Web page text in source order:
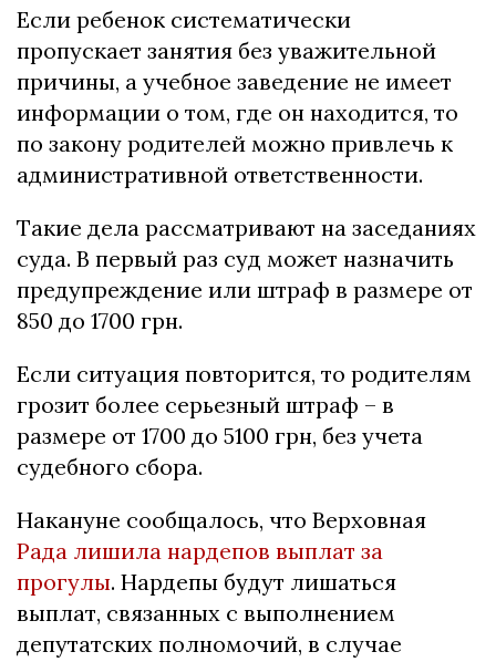
Если ребенок систематически
пропускает занятия без уважительной
причины, а учебное заведение не имеет
информации о том, где он находится, то
по закону родителей можно привлечь к
административной ответственности.
Такие дела рассматривают на заседаниях
суда. В первый раз суд может назначить
предупреждение или штраф в размере от
850 до 1700 грн.
Если ситуация повторится, то родителям
грозит более серьезный штраф – в
размере от 1700 до 5100 грн, без учета
судебного сбора.
Накануне сообщалось, что Верховная
Рада лишила нардепов выплат за
прогулы. Нардепы будут лишаться
выплат, связанных с выполнением
депутатских полномочий, в случае